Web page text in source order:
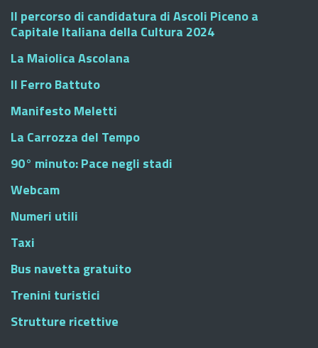
Il percorso di candidatura di Ascoli Piceno a
Capitale Italiana della Cultura 2024
La Maiolica Ascolana
Il Ferro Battuto
Manifesto Meletti
La Carrozza del Tempo
90° minuto: Pace negli stadi
Webcam
Numeri utili
Taxi
Bus navetta gratuito
Trenini turistici
Strutture ricettive